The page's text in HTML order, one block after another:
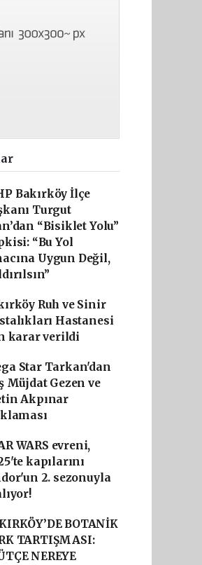
Bakırköy İlçe
Turgut
“Bisiklet Yolu”
“Bu Yol
Uygun Değil,
Ruh ve Sinir
Hastanesi
karar verildi
Star Tarkan'dan
Müjdat Gezen ve
Akpınar
WARS evreni,
kapılarını
2. sezonuyla
BOTANİK
TARTIŞMASI:
NEREYE